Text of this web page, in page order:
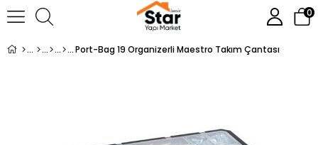
0
Port-Bag 19 Organizerli Maestro Takım Çantası